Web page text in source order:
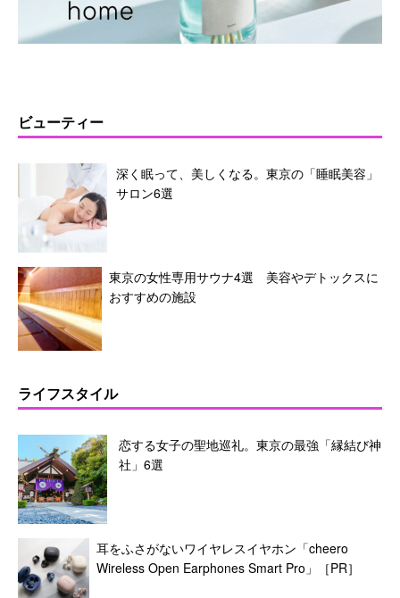
ビューティー
深く眠って、美しくなる。東京の「睡眠美容」
サロン6選
東京の女性専用サウナ4選 美容やデトックスに
おすすめの施設
ライフスタイル
恋する女子の聖地巡礼。東京の最強「縁結び神
社」6選
耳をふさがないワイヤレスイヤホン「cheero
Wireless Open Earphones Smart Pro」［PR］